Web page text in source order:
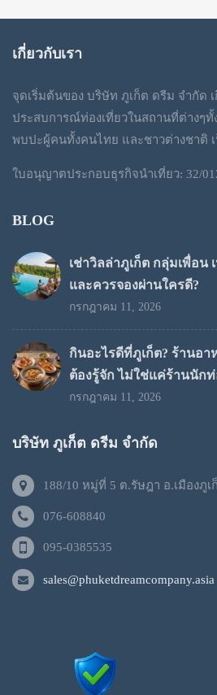
เกี่ยวกับเรา
จุดเริ่มต้นของ บริษัท ภูเก็ต ดรีม จำกัด
ประสบการณ์ท่องเที่ยวในสถานที่ต่างๆทั้
พบปะผู้คนทั้งคนไทย และชาวต่างชาติ
ใบอนุญาตประกอบธุรกิจนำเที่ยว: 32/
BLOG
เช่าวิลล่าภูเก็ต กลุ่มเพื่อน
และควรจองผ่านใครดี?
กรกฎาคม 11, 2026
กินอะไรดีที่ภูเก็ต? ร้านอา
ต้องรู้จัก ไม่ใช่แค่ร้านนักท่
กรกฎาคม 11, 2026
บริษัท ภูเก็ต ดรีม จำกัด
188/10 หมู่ที่ 5 ต.รัษฎา อ.เมืองภูเ
076-608840
095-0385535
sales@phuketdreamcompany.asia